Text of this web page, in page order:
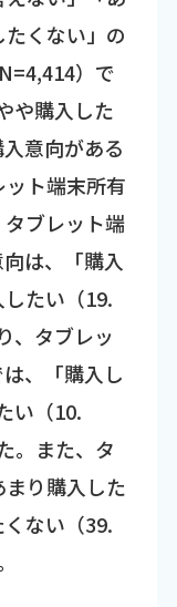
くない」の
）で
や購入した
意向がある
ト端末所有
ブレット端
は、「購入
たい（19.
、タブレッ
、「購入し
い（10.
。また、タ
り購入した
ない（39.